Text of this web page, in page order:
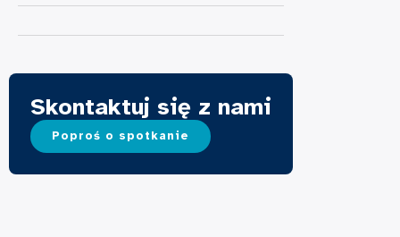
Skontaktuj się z nami
Poproś o spotkanie